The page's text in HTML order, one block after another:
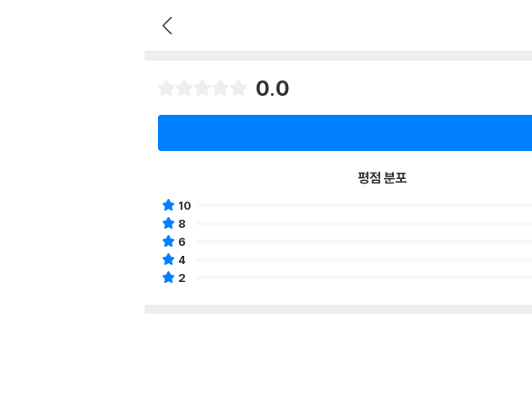
0.0
평점 분포
10
8
6
4
2